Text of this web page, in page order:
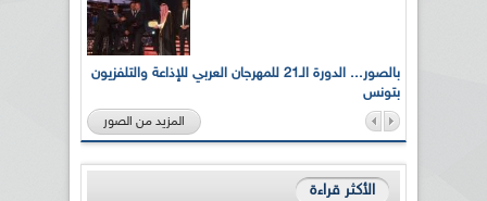
بالصور... الدورة الـ21 للمهرجان العربي للإذاعة والتلفزيون
بتونس
المزيد من الصور
الأكثر قراءة